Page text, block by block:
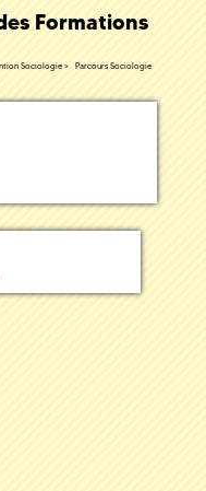
Formations
Sociologie Parcours Sociologie